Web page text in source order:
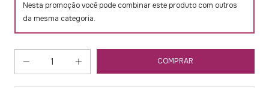
Nesta promoção você pode combinar este produto com outros
da mesma categoria.